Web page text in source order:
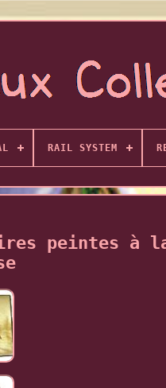
RAIL SYSTEM
peintes à